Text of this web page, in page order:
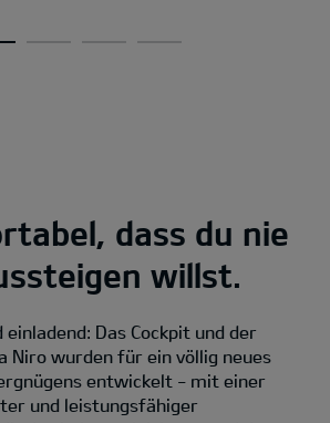
dass du nie
willst.
Das Cockpit und der
Niro wurden für ein völlig neues
entwickelt - mit einer
und leistungsfähiger